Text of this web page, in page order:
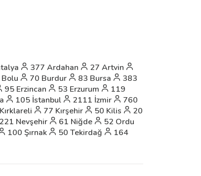
377 Ardahan 27 Artvin
Bolu 70 Burdur 83 Bursa
383
95 Erzincan 53 Erzurum
119
105 İstanbul 2111 İzmir
760
Kırklareli 77 Kırşehir 50 Kilis
20
221 Nevşehir 61 Niğde 52 Ordu
100 Şırnak 50 Tekirdağ
164